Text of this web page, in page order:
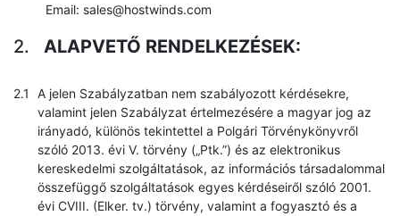
Email: sales@hostwinds.com
ALAPVETŐ RENDELKEZÉSEK:
A jelen Szabályzatban nem szabályozott kérdésekre,
valamint jelen Szabályzat értelmezésére a magyar jog az
irányadó, különös tekintettel a Polgári Törvénykönyvről
szóló 2013. évi V. törvény („Ptk.”) és az elektronikus
kereskedelmi szolgáltatások, az információs társadalommal
összefüggő szolgáltatások egyes kérdéseiről szóló 2001.
évi CVIII. (Elker. tv.) törvény, valamint a fogyasztó és a